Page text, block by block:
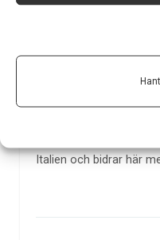
Committee for
Sclerosis) sin årliga
Italien och bidrar här